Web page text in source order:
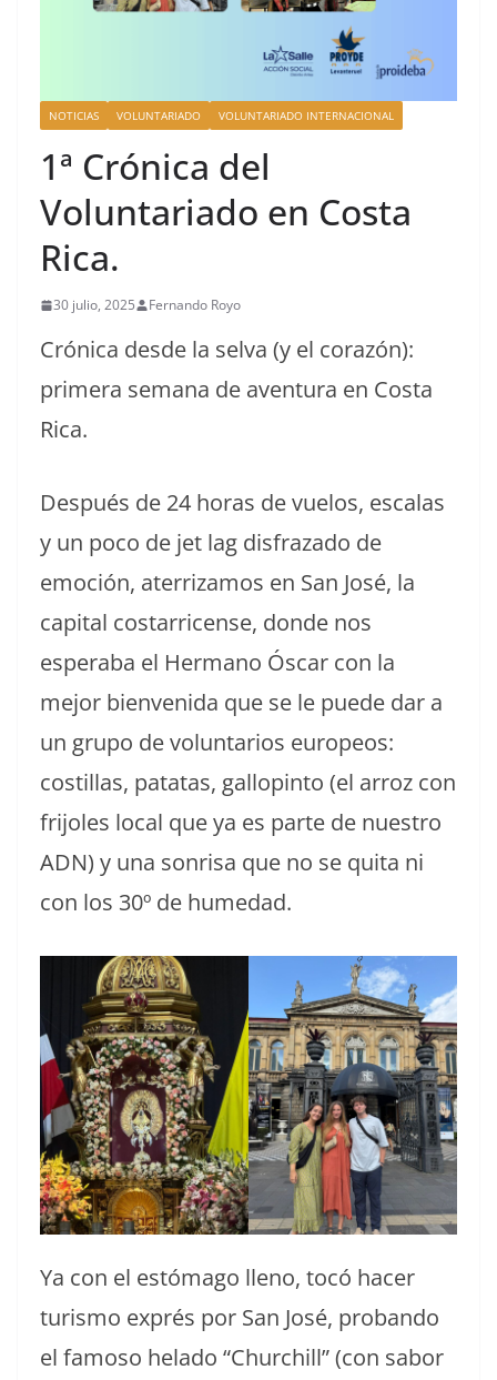
NOTICIAS VOLUNTARIADO VOLUNTARIADO INTERNACIONAL
1ª Crónica del
Voluntariado en Costa
Rica.
30 julio, 2025 Fernando Royo
Crónica desde la selva (y el corazón):
primera semana de aventura en Costa
Rica.
Después de 24 horas de vuelos, escalas
y un poco de jet lag disfrazado de
emoción, aterrizamos en San José, la
capital costarricense, donde nos
esperaba el Hermano Óscar con la
mejor bienvenida que se le puede dar a
un grupo de voluntarios europeos:
costillas, patatas, gallopinto (el arroz con
frijoles local que ya es parte de nuestro
ADN) y una sonrisa que no se quita ni
con los 30º de humedad.
Ya con el estómago lleno, tocó hacer
turismo exprés por San José, probando
el famoso helado “Churchill” (con sabor